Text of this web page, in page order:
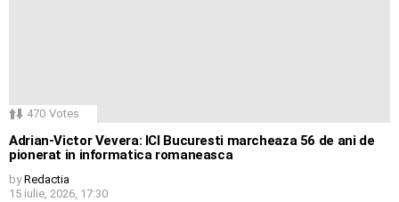
470 Votes
Adrian-Victor Vevera: ICI Bucuresti marcheaza 56 de ani de
pionerat in informatica romaneasca
by Redactia
15 iulie, 2026, 17:30